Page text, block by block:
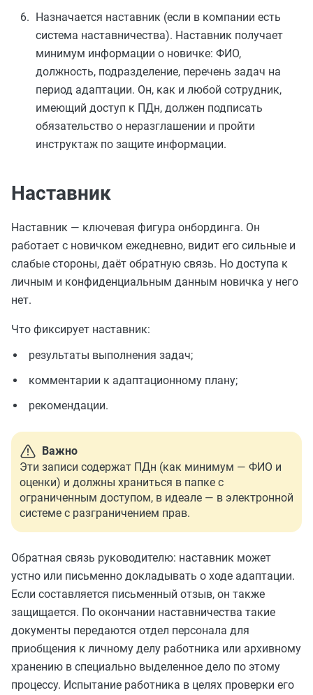
Назначается наставник (если в компании есть
система наставничества). Наставник получает
минимум информации о новичке: ФИО,
должность, подразделение, перечень задач на
период адаптации. Он, как и любой сотрудник,
имеющий доступ к ПДн, должен подписать
обязательство о неразглашении и пройти
инструктаж по защите информации.
Наставник
Наставник — ключевая фигура онбординга. Он
работает с новичком ежедневно, видит его сильные и
слабые стороны, даёт обратную связь. Но доступа к
личным и конфиденциальным данным новичка у него
нет.
Что фиксирует наставник:
результаты выполнения задач;
комментарии к адаптационному плану;
рекомендации.
Важно
Эти записи содержат ПДн (как минимум — ФИО и
оценки) и должны храниться в папке с
ограниченным доступом, в идеале — в электронной
системе с разграничением прав.
Обратная связь руководителю: наставник может
устно или письменно докладывать о ходе адаптации.
Если составляется письменный отзыв, он также
защищается. По окончании наставничества такие
документы передаются отдел персонала для
приобщения к личному делу работника или архивному
хранению в специально выделенное дело по этому
процессу. Испытание работника в целях проверки его